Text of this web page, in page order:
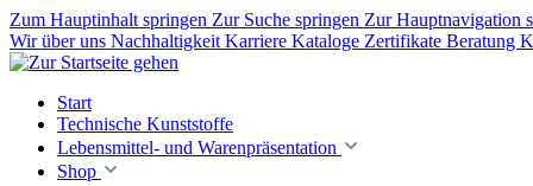
Zum Hauptinhalt springen Zur Suche springen Zur Hauptnavigation
Wir über uns Nachhaltigkeit Karriere Kataloge Zertifikate Beratung
Start
Technische Kunststoffe
Lebensmittel- und Warenpräsentation
Shop